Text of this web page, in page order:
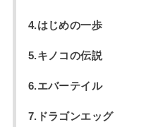
4.はじめの一歩
5.キノコの伝説
6.エバーテイル
7.ドラゴンエッグ